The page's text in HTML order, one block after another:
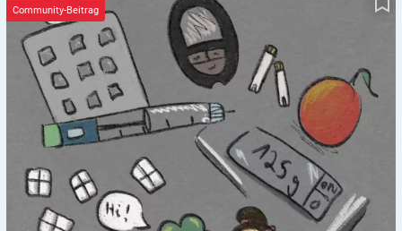
Community-Beitrag